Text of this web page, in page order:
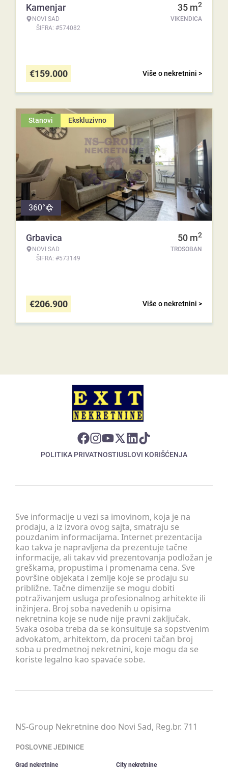
Kamenjar
NOVI SAD
ŠIFRA: #574082
35 m2
VIKENDICA
Više o nekretnini >
€159.000
Stanovi Ekskluzivno
360°
Grbavica
NOVI SAD
ŠIFRA: #573149
50 m2
TROSOBAN
Više o nekretnini >
€206.900
POLITIKA PRIVATNOSTIUSLOVI KORIŠĆENJA
Sve informacije u vezi sa imovinom, koja je na
prodaju, a iz izvora ovog sajta, smatraju se
pouzdanim informacijama. Internet prezentacija
kao takva je napravljena da prezentuje tačne
informacije, ali takav vid prezentovanja podložan je
greškama, propustima i promenama cena. Sve
površine objekata i zemlje koje se prodaju su
približne. Tačne dimenzije se mogu dobiti
potraživanjem usluga profesionalnog arhitekte ili
inžinjera. Broj soba navedenih u opisima
nekretnina koje se nude nije pravni zaključak.
Svaka osoba treba da se konsultuje sa sopstvenim
advokatom, arhitektom, da proceni tačan broj
soba u predmetnoj nekretnini, koje mogu da se
koriste legalno kao spavaće sobe.
NS-Group Nekretnine doo Novi Sad, Reg.br. 711
POSLOVNE JEDINICE
Grad nekretnine City nekretnine